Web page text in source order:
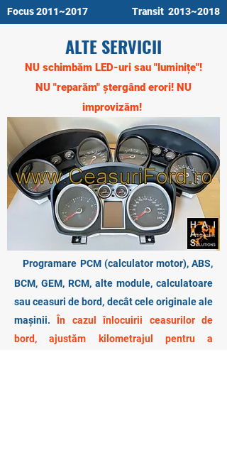
Focus 2011~2017
Transit 2013~2018
ALTE SERVICII
NU schimbăm LED-uri sau "luminițe"!
NU "reparăm" ștergând erori! NU
improvizăm!
Programare PCM (calculator motor), ABS,
BCM, GEM, RCM, alte module, calculatoare
sau ceasuri de bord, decât cele originale ale
mașinii. În cazul înlocuirii ceasurilor de
bord, ajustăm kilometrajul pentru a